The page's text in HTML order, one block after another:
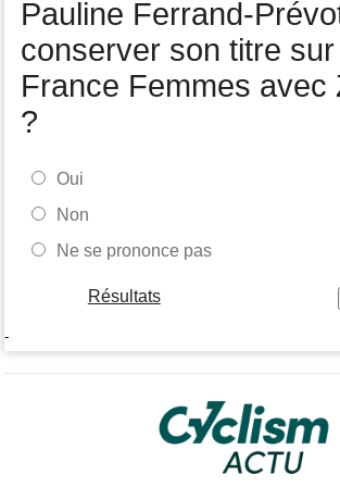
semaine
Pauline Ferrand-
conserver son titre sur
France Femmes avec
?
Oui
Non
Ne se prononce pas
Résultats
-